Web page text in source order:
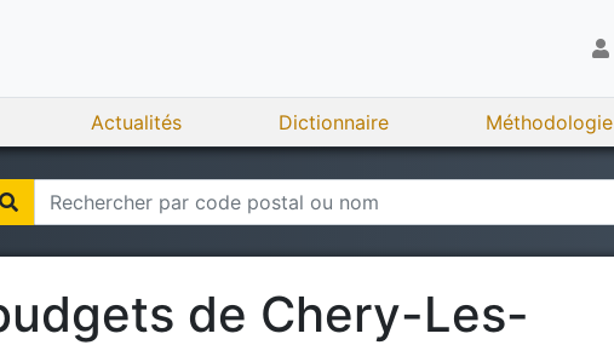
Actualités Dictionnaire Méthodologie
de Chery-Les-